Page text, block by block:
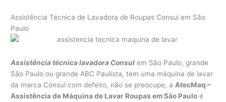
Assistência Técnica de Lavadora de Roupas Consul em São
Paulo
Assistência técnica lavadora Consul em São Paulo, grande
São Paulo ou grande ABC Paulista, tem uma máquina de lavar
da marca Consul com defeito, não se preocupe, a AtecMaq –
Assistência de Máquina de Lavar Roupas em São Paulo é